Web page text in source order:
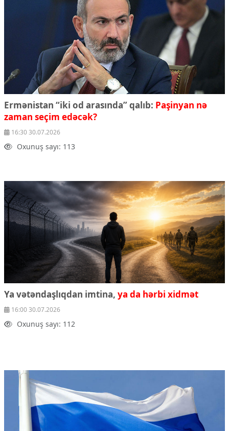
Ermənistan “iki od arasında” qalıb: Paşinyan nə
zaman seçim edəcək?
16:30 30.07.2026
Oxunuş sayı: 113
Ya vətəndaşlıqdan imtina, ya da hərbi xidmət
16:00 30.07.2026
Oxunuş sayı: 112